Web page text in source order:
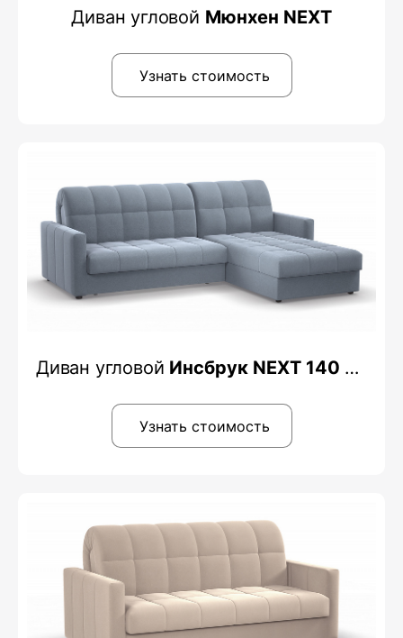
Диван угловой Мюнхен NEXT
Узнать стоимость
Диван угловой Инсбрук NEXT 140 K-3
Узнать стоимость